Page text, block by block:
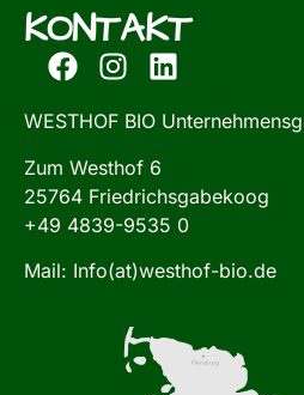
KONTAKT
WESTHOF BIO
Zum Westhof 6
25764 Friedrichsgabekoog
+49 4839-9535 0
Mail: Info(at)westhof-bio.de